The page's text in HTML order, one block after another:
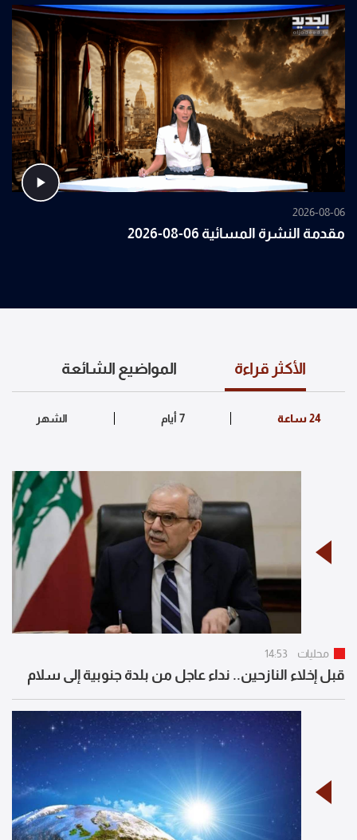
2026-08-06
مقدمة النشرة المسائية 06-08-2026
الأكثر قراءة المواضيع الشائعة
محليات 14:53
قبل إخلاء النازحين.. نداء عاجل من بلدة جنوبية إلى سلام